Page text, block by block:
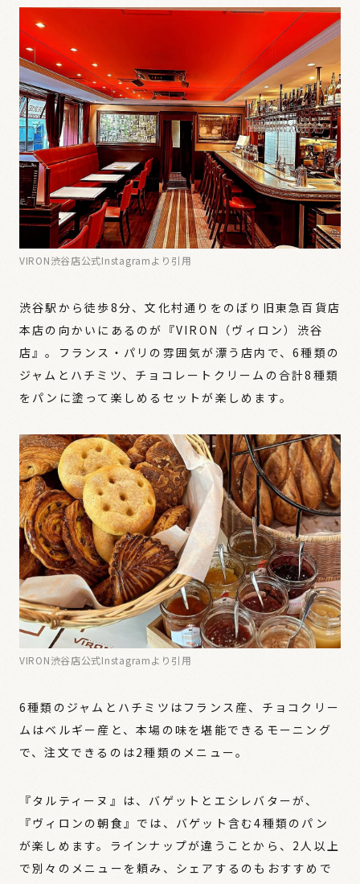
VIRON渋谷店公式Instagramより引用
渋谷駅から徒歩8分、文化村通りをのぼり旧東急百貨店
本店の向かいにあるのが『VIRON（ヴィロン）渋谷
店』。フランス・パリの雰囲気が漂う店内で、6種類の
ジャムとハチミツ、チョコレートクリームの合計8種類
をパンに塗って楽しめるセットが楽しめます。
VIRON渋谷店公式Instagramより引用
6種類のジャムとハチミツはフランス産、チョコクリー
ムはベルギー産と、本場の味を堪能できるモーニング
で、注文できるのは2種類のメニュー。
『タルティーヌ』は、バゲットとエシレバターが、
『ヴィロンの朝食』では、バゲット含む4種類のパン
が楽しめます。ラインナップが違うことから、2人以上
で別々のメニューを頼み、シェアするのもおすすめで